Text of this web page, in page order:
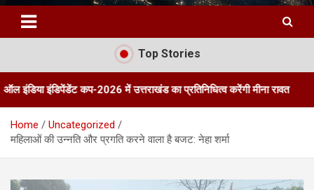
Bharat Uday News
Top Stories
कप-2026 में उत्तराखंड का प्रतिनिधित्व करेंगी मीना रावत तीन दिवसीय
Home
Uncategorized
महिलाओं की उन्नति और प्रगति करने वाला है बजट: नेहा शर्मा